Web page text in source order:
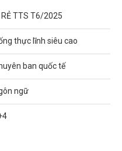
RẺ TTS T6/2025
thực lĩnh siêu cao
ban quốc tế
ngữ